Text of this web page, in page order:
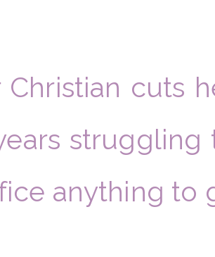
Christian cuts
anything to